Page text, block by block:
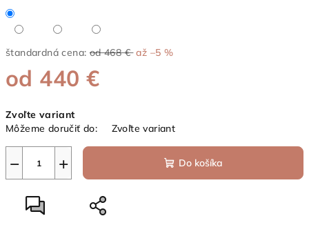
štandardná cena: od 468 € až –5 %
od 440 €
cena:
Zvoľte variant
Môžeme doručiť do:
Zvoľte variant
+
− Do košíka